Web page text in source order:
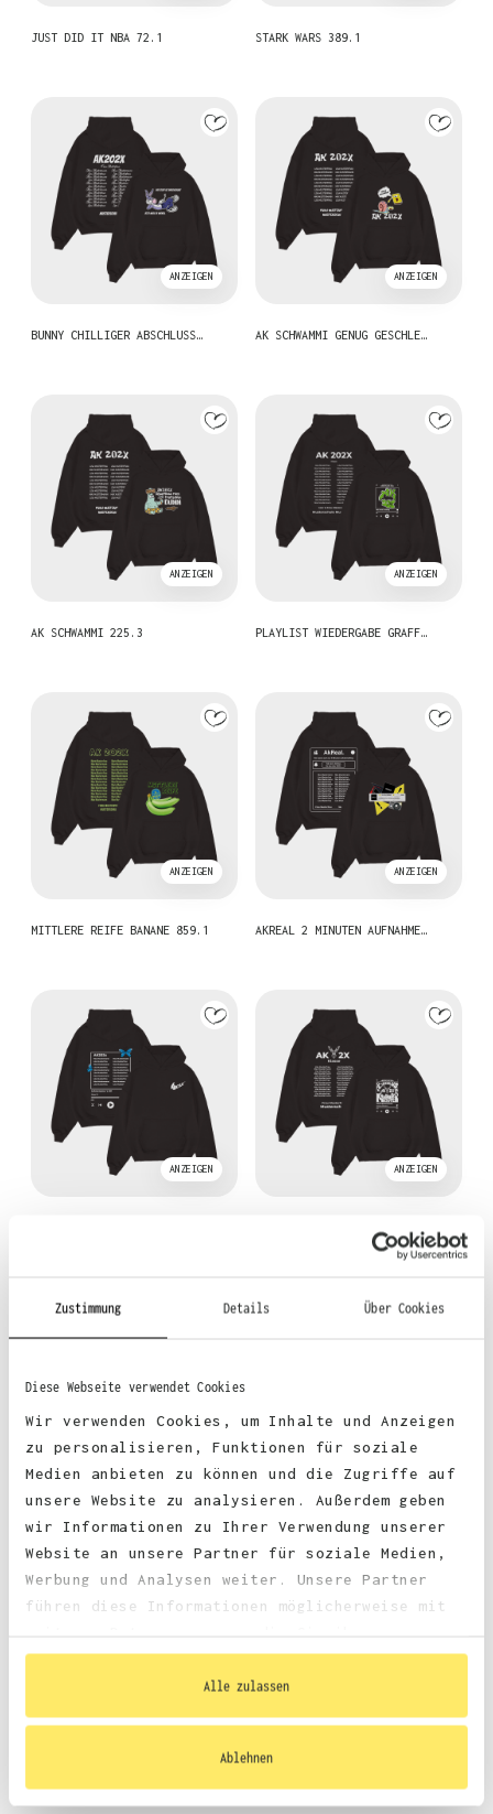
Zustimmung Details Über Cookies
Diese Webseite verwendet Cookies
Wir verwenden Cookies, um Inhalte und Anzeigen
zu personalisieren, Funktionen für soziale
Medien anbieten zu können und die Zugriffe auf
unsere Website zu analysieren. Außerdem geben
wir Informationen zu Ihrer Verwendung unserer
Website an unsere Partner für soziale Medien,
Werbung und Analysen weiter. Unsere Partner
führen diese Informationen möglicherweise mit
bereitgestellt haben oder die sie im Rahmen
Ihrer Nutzung der Dienste gesammelt haben.
Alle zulassen
Ablehnen
JUST DID IT NBA 72.1 STARK WARS 389.1
ANZEIGEN
BUNNY CHILLIGER ABSCHLUSS…
ANZEIGEN
AK SCHWAMMI GENUG GESCHLE…
ANZEIGEN
AK SCHWAMMI 225.3
ANZEIGEN
PLAYLIST WIEDERGABE GRAFF…
ANZEIGEN
MITTLERE REIFE BANANE 859.1
ANZEIGEN
AKREAL 2 MINUTEN AUFNAHME…
ANZEIGEN ANZEIGEN
ANZEIGEN
ASTREINER ABSCHLUSS 908.1
ANZEIGEN
ABSCHLUSS STARS 919.1